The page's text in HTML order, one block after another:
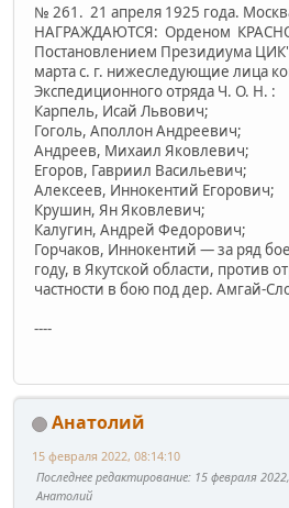
№ 261. 21 апреля 1925 года.
НАГРАЖДАЮТСЯ: Орденом
Постановлением Президиума
марта с. г. нижеследующие лица
Экспедиционного отряда Ч. О. Н. :
Карпель, Исай Львович;
Гоголь, Аполлон Андреевич;
Андреев, Михаил Яковлевич;
Егоров, Гавриил Васильевич;
Алексеев, Иннокентий Егорович;
Крушин, Ян Яковлевич;
Калугин, Андрей Федоро­вич;
Горчаков, Иннокентий — за ряд
году, в Якутской области, против
частности в бою под дер. Амгай-
----
Анатолий
15 февраля 2022, 08:14:10
Последнее редактирование: 15 февраля
Анатолий